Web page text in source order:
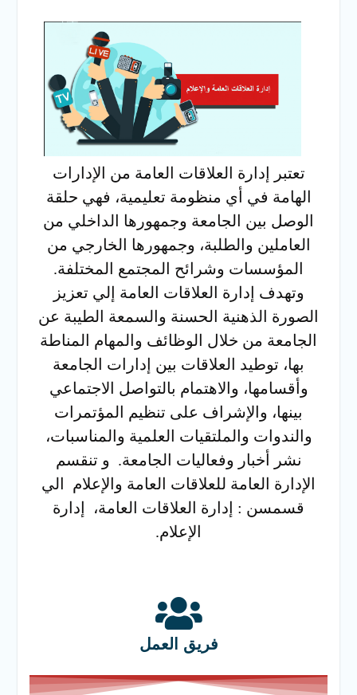
الإلكتروني للقبول بالجامعات
تعتبر إدارة العلاقات العامة من الإدارات
الهامة في أي منظومة تعليمية، فهي حلقة
الوصل بين الجامعة وجمهورها الداخلي من
العاملين والطلبة، وجمهورها الخارجي من
المؤسسات وشرائح المجتمع المختلفة.
وتهدف إدارة العلاقات العامة إلي تعزيز
الصورة الذهنية الحسنة والسمعة الطيبة عن
الجامعة من خلال الوظائف والمهام المناطة
بها، توطيد العلاقات بين إدارات الجامعة
وأقسامها، والاهتمام بالتواصل الاجتماعي
بينها، والإشراف على تنظيم المؤتمرات
والندوات والملتقيات العلمية والمناسبات،
نشر أخبار وفعاليات الجامعة. و تنقسم
الإدارة العامة للعلاقات العامة والإعلام الي
قسمسن : إدارة العلاقات العامة، إدارة
الإعلام.
فريق العمل